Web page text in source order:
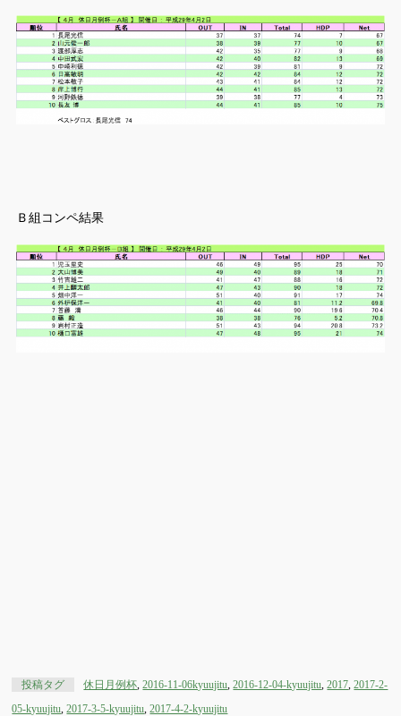
Ｂ組コンペ結果
投稿タグ 休日月例杯,2016-11-06kyuujitu,2016-12-04-kyuujitu,2017,2017-2-
05-kyuujitu,2017-3-5-kyuujitu,2017-4-2-kyuujitu